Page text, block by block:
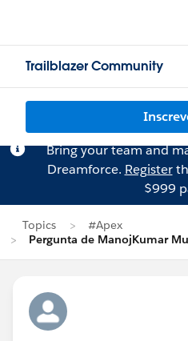
Trailblazer Community
Bring your team and
Dreamforce. Register
$999
Topics
#Apex
Pergunta de ManojKumar